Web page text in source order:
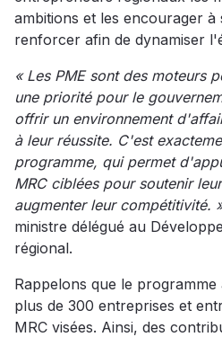
ambitions et les encourager à
renforcer afin de dynamiser
« Les PME sont des moteurs
une priorité pour le
offrir un environnement
à leur réussite. C'est
programme, qui permet
MRC ciblées pour soutenir
augmenter leur compétitivité.
ministre délégué au
régional.
Rappelons que le
plus de 300 entreprises et
MRC visées. Ainsi, des